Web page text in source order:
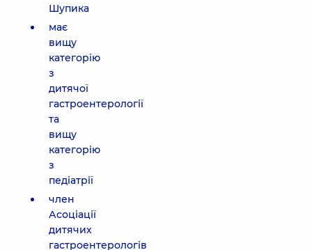
Шупика
має
вищу
категорію
з
дитячої
гастроентерології
та
вищу
категорію
з
педіатрії
член
Асоціації
дитячих
гастроентерологів